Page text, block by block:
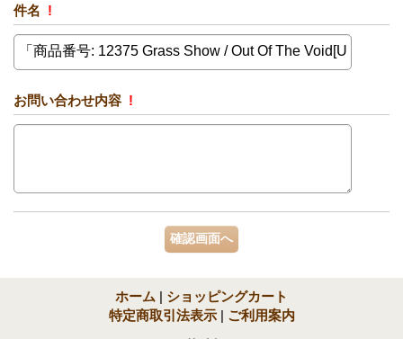
件名 !
お問い合わせ内容 !
ホーム | ショッピングカート
特定商取引法表示 | ご利用案内